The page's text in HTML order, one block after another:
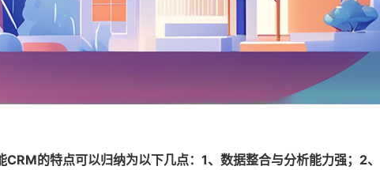
CRM的特点可以归纳为以下几点：1、数据整合与分析能力强；2